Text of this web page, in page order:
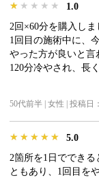
★★★★★
★★★★★
★★★★★
1.0
2回×60分を購入しま
1回目の施術中に、
やった方が良いと言
120分冷やされ、長
説明が勿論あるも
太ももをしたのです
た。
終わった後も何の説
そして、閉店時間
ひどいお店だと思い
50代前半 | 女性 | 投稿日
★★★★★
★★★★★
★★★★★
5.0
2箇所を1日ででき
ともあり、1回目を